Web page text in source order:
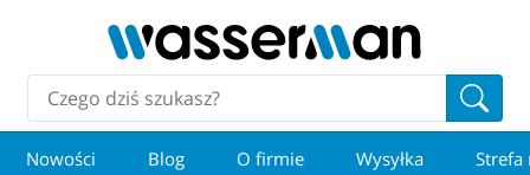
Nowości Blog O firmie Wysyłka Strefa